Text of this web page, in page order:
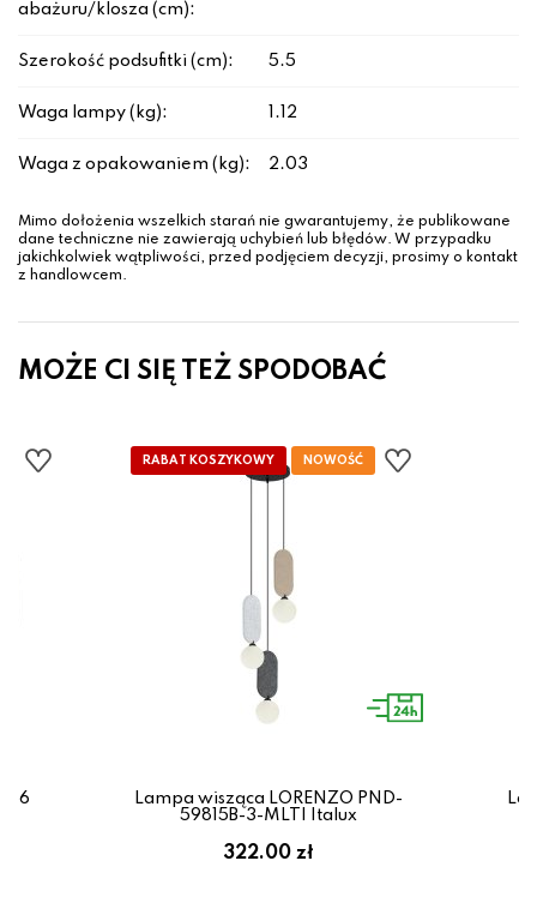
abażuru/klosza (cm):
Szerokość podsufitki (cm): 5.5
Waga lampy (kg): 1.12
Waga z opakowaniem (kg): 2.03
Mimo dołożenia wszelkich starań nie gwarantujemy, że publikowane
dane techniczne nie zawierają uchybień lub błędów. W przypadku
jakichkolwiek wątpliwości, przed podjęciem decyzji, prosimy o kontakt
z handlowcem.
MOŻE CI SIĘ TEŻ SPODOBAĆ
Lampa wisząca LORENZO PND-
59815B-3-MLTI Italux
322.00 zł